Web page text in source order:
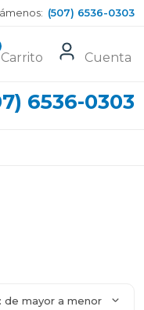
(507) 6536-0303
Carrito Cuenta
6536-0303
de mayor a menor